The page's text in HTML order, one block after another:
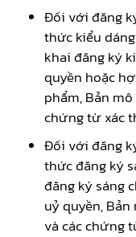
Đối với đăng
thức kiểu
khai đăng ký
quyền hoặc
phẩm, Bản
chứng từ xác
Đối với đăng
thức đăng ký
đăng ký sáng
uỷ quyền,
và các chứng